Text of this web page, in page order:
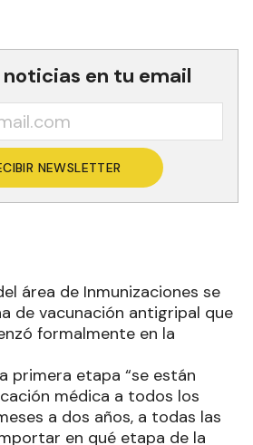
noticias en tu email
NEWSLETTER
área de Inmunizaciones se
de vacunación antigripal que
formalmente en la
primera etapa “se están
médica a todos los
a dos años, a todas las
en qué etapa de la